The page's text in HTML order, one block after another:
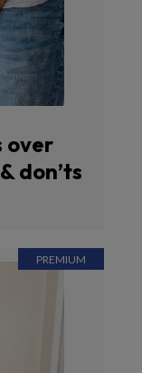
over
don’ts